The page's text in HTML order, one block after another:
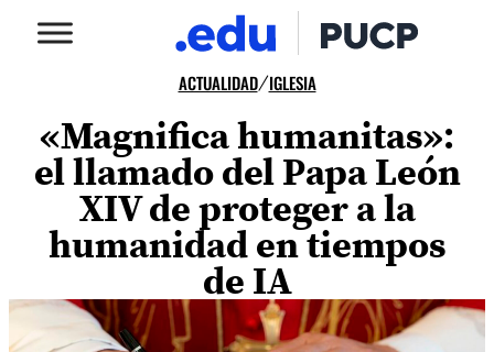
ACTUALIDAD/IGLESIA
«Magnifica humanitas»:
el llamado del Papa León
XIV de proteger a la
humanidad en tiempos
de IA